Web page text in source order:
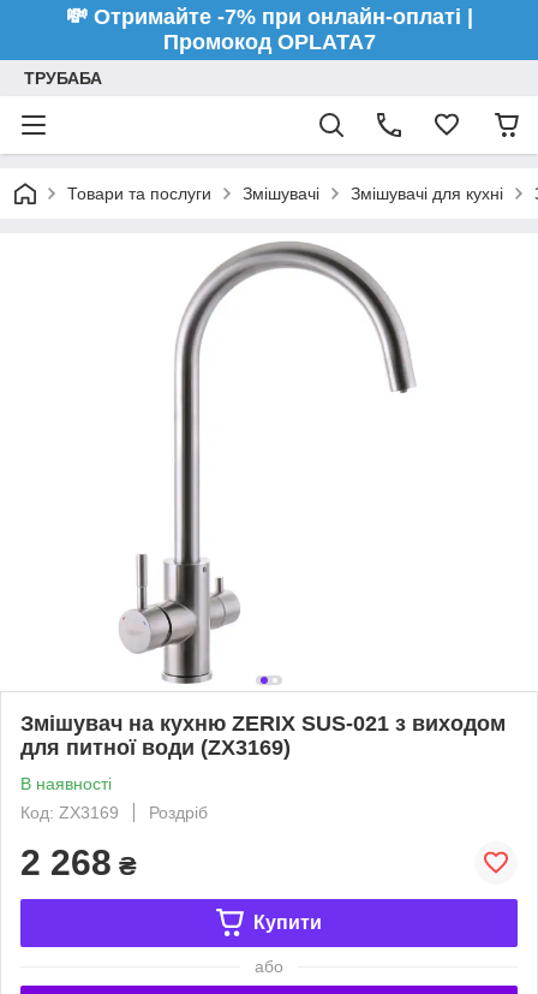
💸 Отримайте -7% при онлайн-оплаті |
Промокод OPLATA7
ТРУБАБА
Товари та послуги Змішувачі Змішувачі для кухні
Змішувач на кухню ZERIX SUS-021 з виходом
для питної води (ZX3169)
В наявності
Код: ZX3169
Роздріб
2 268 ₴
Купити
або